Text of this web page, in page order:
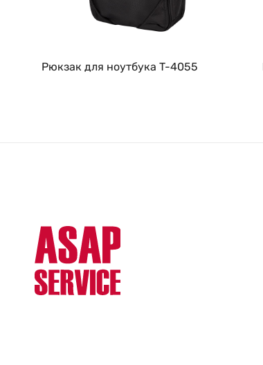
Рюкзак для ноутбука T-4055